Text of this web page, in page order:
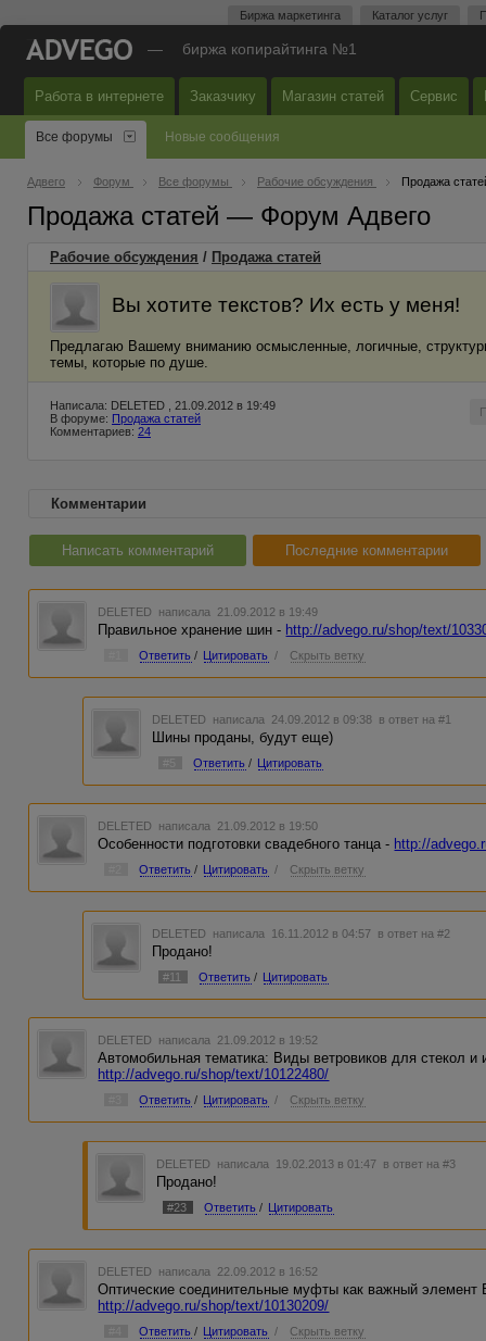
Биржа маркетинга Каталог услуг
— биржа копирайтинга №1
Работа в интернете Заказчику Магазин статей Сервис
Все форумы Новые сообщения
Адвего Форум Все форумы Рабочие обсуждения Продажа
Продажа статей — Форум Адвего
Рабочие обсуждения / Продажа статей
Вы хотите текстов? Их есть у меня!
Предлагаю Вашему вниманию осмысленные, логичные,
темы, которые по душе.
Написала: DELETED , 21.09.2012 в 19:49
В форуме: Продажа статей
Комментариев: 24
Комментарии
Написать комментарий Последние комментарии
DELETED написала 21.09.2012 в 19:49
Правильное хранение шин - http://advego.ru/shop/text/
Ответить / Цитировать / Скрыть ветку
DELETED написала 24.09.2012 в 09:38 в ответ на #1
Шины проданы, будут еще)
Ответить / Цитировать
DELETED написала 21.09.2012 в 19:50
Особенности подготовки свадебного танца - http://
Ответить / Цитировать / Скрыть ветку
DELETED написала 16.11.2012 в 04:57 в ответ на #2
Продано!
#11 Ответить / Цитировать
DELETED написала 21.09.2012 в 19:52
Автомобильная тематика: Виды ветровиков для стекол и
http://advego.ru/shop/text/10122480/
Ответить / Цитировать / Скрыть ветку
DELETED написала 19.02.2013 в 01:47 в ответ на #3
Продано!
#23 Ответить / Цитировать
DELETED написала 22.09.2012 в 16:52
Оптические соединительные муфты как важный
http://advego.ru/shop/text/10130209/
Ответить / Цитировать / Скрыть ветку